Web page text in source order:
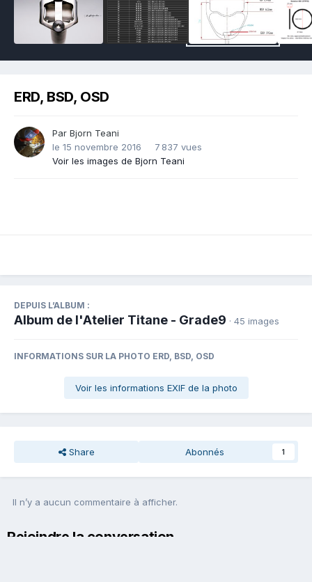
ERD, BSD, OSD
Par Bjorn Teani
le 15 novembre 2016
7 837 vues
Voir les images de Bjorn Teani
DEPUIS L’ALBUM :
Album de l'Atelier Titane - Grade9 · 45 images
INFORMATIONS SUR LA PHOTO ERD, BSD, OSD
Voir les informations EXIF de la photo
Share Abonnés 1
Il n’y a aucun commentaire à afficher.
Rejoindre la conversation